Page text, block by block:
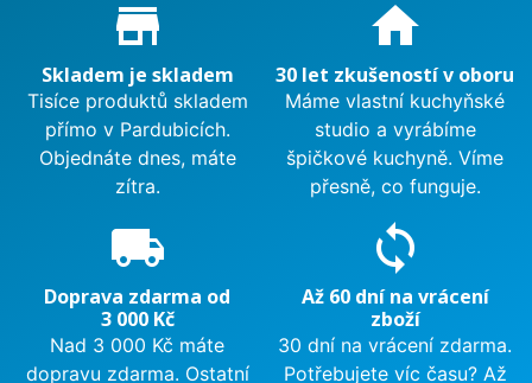
Proč nakupovat u nás?
store_mall_directory
Skladem je skladem
Tisíce produktů skladem
přímo v Pardubicích.
Objednáte dnes, máte
zítra.
home
30 let zkušeností v oboru
Máme vlastní kuchyňské
studio a vyrábíme
špičkové kuchyně. Víme
přesně, co funguje.
local_shipping
Doprava zdarma od
3 000 Kč
Nad 3 000 Kč máte
dopravu zdarma. Ostatní
sync
Až 60 dní na vrácení
zboží
30 dní na vrácení zdarma.
Potřebujete víc času? Až